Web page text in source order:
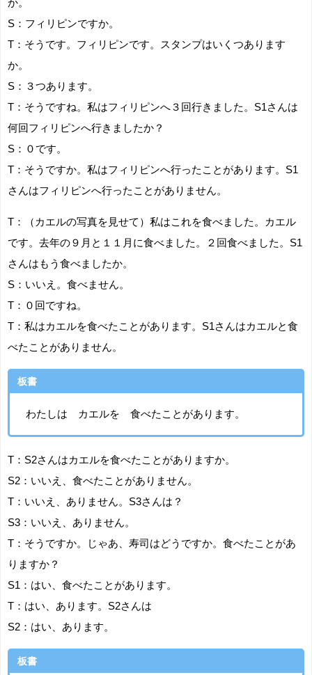
か。
S：フィリピンですか。
T：そうです。フィリピンです。スタンプはいくつあります
か。
S：３つあります。
T：そうですね。私はフィリピンへ３回行きました。S1さんは
何回フィリピンへ行きましたか？
S：０です。
T：そうですか。私はフィリピンへ行ったことがあります。S1
さんはフィリピンへ行ったことがありません。
T：（カエルの写真を見せて）私はこれを食べました。カエル
です。去年の９月と１１月に食べました。２回食べました。S1
さんはもう食べましたか。
S：いいえ。食べません。
T：０回ですね。
T：私はカエルを食べたことがあります。S1さんはカエルと食
べたことがありません。
板書
わたしは カエルを 食べたことがあります。
T：S2さんはカエルを食べたことがありますか。
S2：いいえ、食べたことがありません。
T：いいえ、ありません。S3さんは？
S3：いいえ、ありません。
T：そうですか。じゃあ、寿司はどうですか。食べたことがあ
りますか？
S1：はい、食べたことがあります。
T：はい、あります。S2さんは
S2：はい、あります。
板書